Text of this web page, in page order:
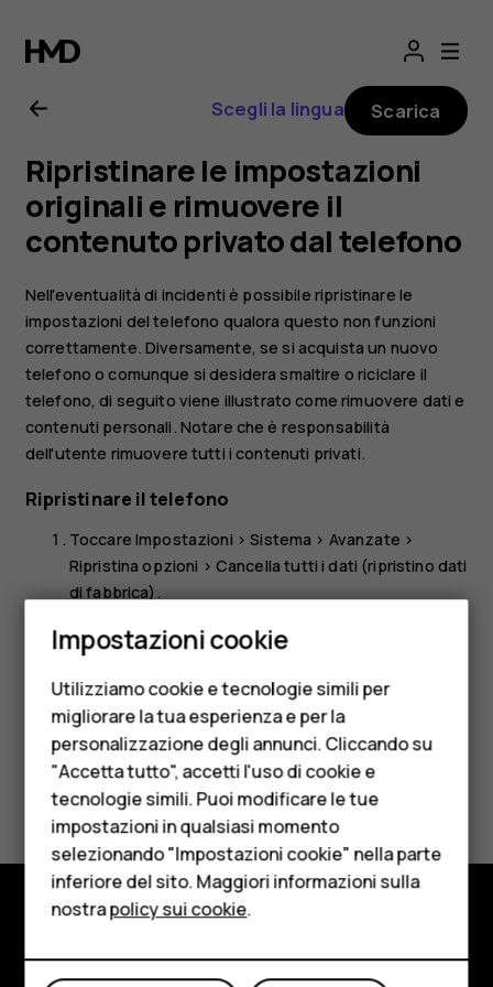
Manuale
d’uso
del
Nokia
4.2
Smartphone
Cellulari
Telefoni per anziani
Accessori
HMD Terra M
Per le imprese
Tablet
Negozio
Scegli la lingua Scarica
Ripristinare le impostazioni
originali e rimuovere il
contenuto privato dal telefono
Nell'eventualità di incidenti è possibile ripristinare le
impostazioni del telefono qualora questo non funzioni
correttamente. Diversamente, se si acquista un nuovo
telefono o comunque si desidera smaltire o riciclare il
telefono, di seguito viene illustrato come rimuovere dati e
contenuti personali. Notare che è responsabilità
dell'utente rimuovere tutti i contenuti privati.
Ripristinare il telefono
ToccareImpostazioni >Sistema > Avanzate >
Ripristina opzioni > Cancella tutti i dati (ripristino dati
di fabbrica) .
Seguire le istruzioni visualizzate sul telefono.
Ti è stato d'aiuto?
Sì No
Impostazioni cookie
Utilizziamo cookie e tecnologie simili per
migliorare la tua esperienza e per la
personalizzazione degli annunci. Cliccando su
"Accetta tutto", accetti l'uso di cookie e
tecnologie simili. Puoi modificare le tue
impostazioni in qualsiasi momento
selezionando "Impostazioni cookie" nella parte
inferiore del sito. Maggiori informazioni sulla
nostrapolicy sui cookie.